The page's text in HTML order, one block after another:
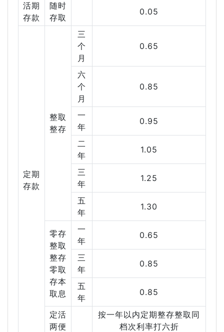
活期
存款
随时
存取
0.05
定期
存款
整取
整存
三
个
月
0.65
六
个
月
0.85
一
年
0.95
二
年
1.05
三
年
1.25
五
年
1.30
零存
整取
整存
零取
存本
取息
一
年
0.65
三
年
0.85
五
年
0.85
定活
两便
按一年以内定期整存整取同
档次利率打六折